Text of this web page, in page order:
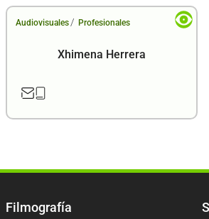
Audiovisuales / Profesionales
Xhimena Herrera
Filmografía